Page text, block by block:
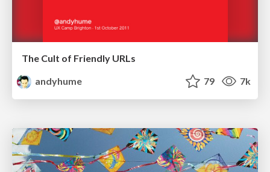
The Cult of Friendly URLs
andyhume
79 7k